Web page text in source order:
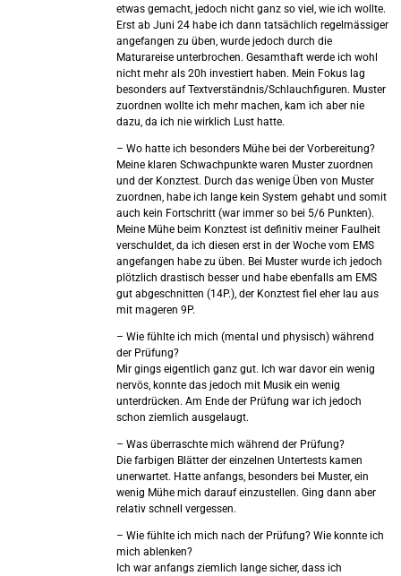
etwas gemacht, jedoch nicht ganz so viel, wie ich wollte.
Erst ab Juni 24 habe ich dann tatsächlich regelmässiger
angefangen zu üben, wurde jedoch durch die
Maturareise unterbrochen. Gesamthaft werde ich wohl
nicht mehr als 20h investiert haben. Mein Fokus lag
besonders auf Textverständnis/Schlauchfiguren. Muster
zuordnen wollte ich mehr machen, kam ich aber nie
dazu, da ich nie wirklich Lust hatte.
– Wo hatte ich besonders Mühe bei der Vorbereitung?
Meine klaren Schwachpunkte waren Muster zuordnen
und der Konztest. Durch das wenige Üben von Muster
zuordnen, habe ich lange kein System gehabt und somit
auch kein Fortschritt (war immer so bei 5/6 Punkten).
Meine Mühe beim Konztest ist definitiv meiner Faulheit
verschuldet, da ich diesen erst in der Woche vom EMS
angefangen habe zu üben. Bei Muster wurde ich jedoch
plötzlich drastisch besser und habe ebenfalls am EMS
gut abgeschnitten (14P.), der Konztest fiel eher lau aus
mit mageren 9P.
– Wie fühlte ich mich (mental und physisch) während
der Prüfung?
Mir gings eigentlich ganz gut. Ich war davor ein wenig
nervös, konnte das jedoch mit Musik ein wenig
unterdrücken. Am Ende der Prüfung war ich jedoch
schon ziemlich ausgelaugt.
– Was überraschte mich während der Prüfung?
Die farbigen Blätter der einzelnen Untertests kamen
unerwartet. Hatte anfangs, besonders bei Muster, ein
wenig Mühe mich darauf einzustellen. Ging dann aber
relativ schnell vergessen.
– Wie fühlte ich mich nach der Prüfung? Wie konnte ich
mich ablenken?
Ich war anfangs ziemlich lange sicher, dass ich